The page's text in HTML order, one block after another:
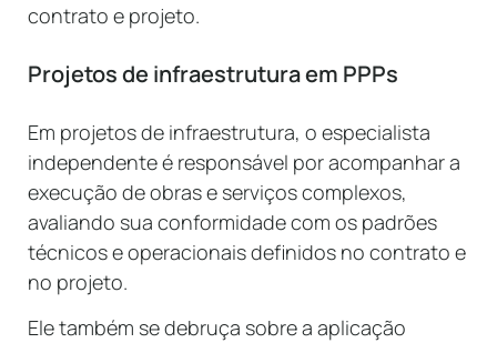
contrato e projeto.
Projetos de infraestrutura em PPPs
Em projetos de infraestrutura, o especialista
independente é responsável por acompanhar a
execução de obras e serviços complexos,
avaliando sua conformidade com os padrões
técnicos e operacionais definidos no contrato e
no projeto.
Ele também se debruça sobre a aplicação